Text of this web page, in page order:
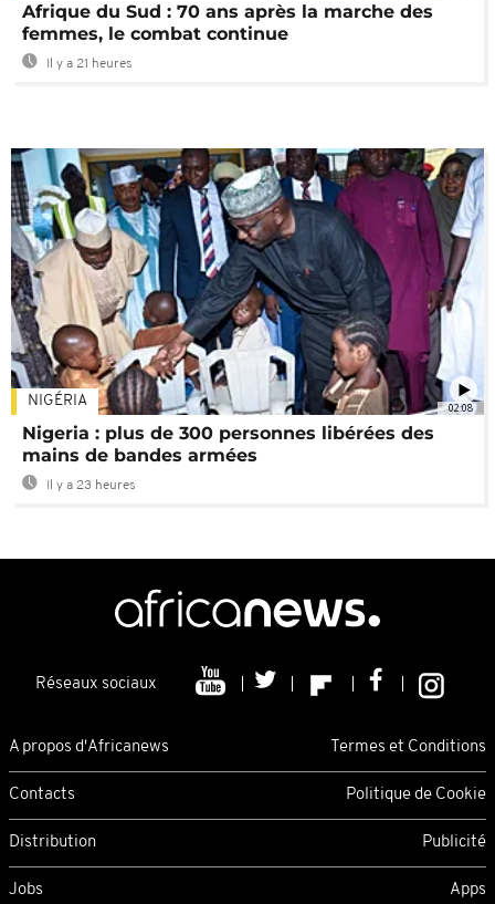
Afrique du Sud : 70 ans après la marche des
femmes, le combat continue
Il y a 21 heures
02:08
NIGÉRIA
Nigeria : plus de 300 personnes libérées des
mains de bandes armées
Il y a 23 heures
Réseaux sociaux
A propos d'Africanews Termes et Conditions
Contacts Politique de Cookie
Distribution Publicité
Jobs Apps